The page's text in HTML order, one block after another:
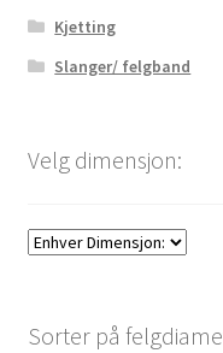
Kjetting
Slanger/ felgband
Velg dimensjon:
Sorter på